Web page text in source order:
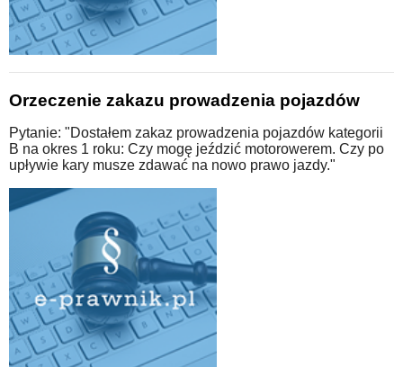
Orzeczenie zakazu prowadzenia pojazdów
Pytanie: "Dostałem zakaz prowadzenia pojazdów kategorii
B na okres 1 roku: Czy mogę jeździć motorowerem. Czy po
upływie kary musze zdawać na nowo prawo jazdy."